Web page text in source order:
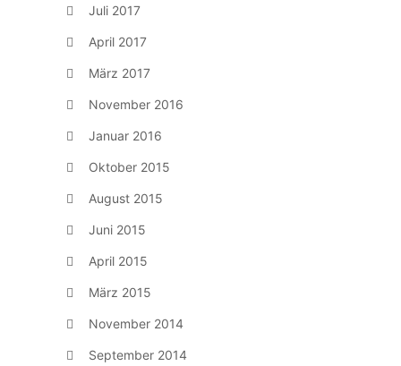
Juli 2017
April 2017
März 2017
November 2016
Januar 2016
Oktober 2015
August 2015
Juni 2015
April 2015
März 2015
November 2014
September 2014